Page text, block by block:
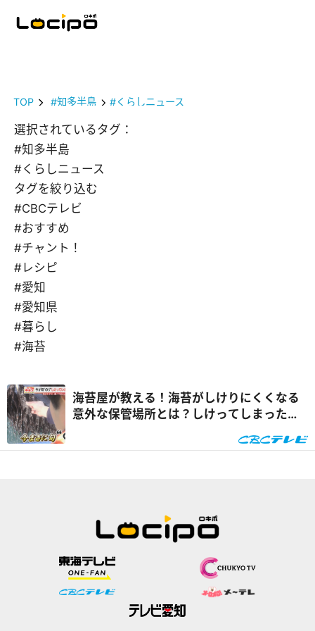
TOP #知多半島 #くらしニュース
選択されているタグ：
#知多半島
#くらしニュース
タグを絞り込む
#CBCテレビ
#おすすめ
#チャント！
#レシピ
#愛知
#愛知県
#暮らし
#海苔
海苔屋が教える！海苔がしけりにくくなる
意外な保管場所とは？しけってしまった場